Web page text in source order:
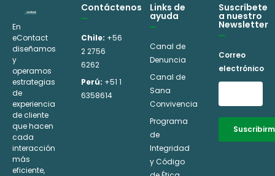
En
eContact
diseñamos
y
operamos
estrategias
de
experiencia
de cliente
que hacen
cada
interacción
más
eficiente,
Contáctenos
Chile: +56
2 2756
6262
Perú: +51 1
6358614
Links de
ayuda
Canal de
Denuncia
Canal de
Sana
Convivencia
Programa
de
Integridad
y Código
Suscríbete
a nuestro
Newsletter
Correo
electrónico